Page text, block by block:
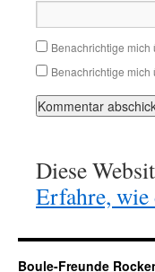
Benachrichtige
Benachrichtige mich
Diese
Erfahre, wie
Boule-Freunde